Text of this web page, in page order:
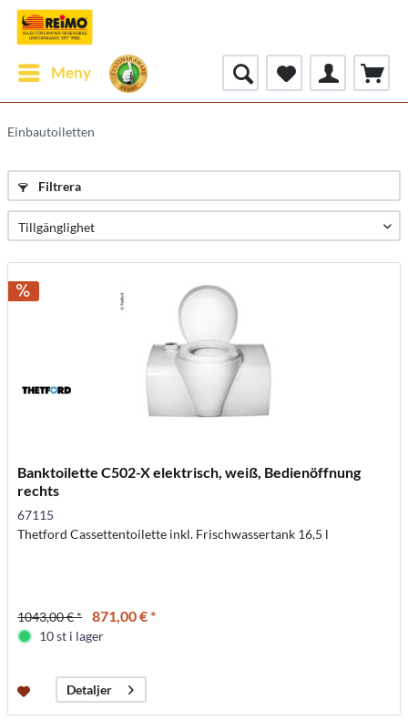
Meny
Einbautoiletten
Filtrera
Banktoilette C502-X elektrisch, weiß, Bedienöffnung
rechts
67115
Thetford Cassettentoilette inkl. Frischwassertank 16,5 l
1043,00 € * 871,00 € *
10 st i lager
Detaljer